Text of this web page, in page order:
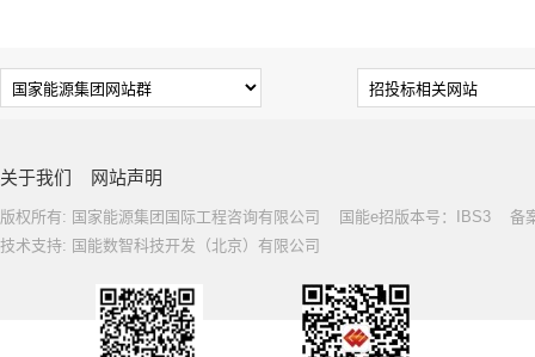
关于我们 网站声明
版权所有: 国家能源集团国际工程咨询有限公司 国能e招版本号：IBS3 备
技术支持: 国能数智科技开发（北京）有限公司